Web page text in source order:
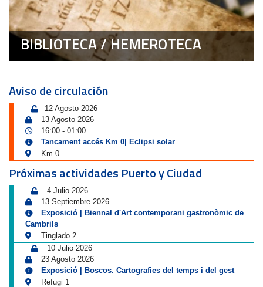
BIBLIOTECA / HEMEROTECA
Aviso de circulación
12 Agosto 2026
13 Agosto 2026
16:00 - 01:00
Tancament accés Km 0| Eclipsi solar
Km 0
Próximas actividades Puerto y Ciudad
4 Julio 2026
13 Septiembre 2026
Exposició | Biennal d'Art contemporani gastronòmic de
Cambrils
Tinglado 2
10 Julio 2026
23 Agosto 2026
Exposició | Boscos. Cartografies del temps i del gest
Refugi 1